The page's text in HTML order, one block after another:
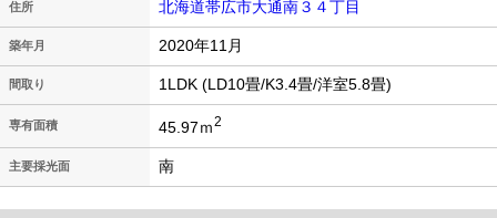
住所 北海道帯広市大通南３４丁目
築年月 2020年11月
間取り 1LDK (LD10畳/K3.4畳/洋室5.8畳)
専有面積 45.97ｍ2
主要採光面 南